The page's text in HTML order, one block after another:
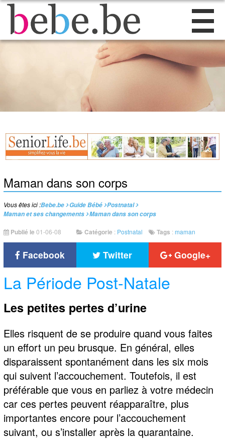
Maman dans son corps
Vous êtes ici :Bebe.be Guide Bébé Postnatal
Maman et ses changements Maman dans son corps
Publié le 01-06-08 Catégorie : Postnatal Tags :maman
Facebook Twitter Google+
La Période Post-Natale
Les petites pertes d’urine
Elles risquent de se produire quand vous faites
un effort un peu brusque. En général, elles
disparaissent spontanément dans les six mois
qui suivent l’accouchement. Toutefois, il est
préférable que vous en parliez à votre médecin
car ces pertes peuvent réapparaître, plus
importantes encore pour l’accouchement
suivant, ou s’installer après la quarantaine.